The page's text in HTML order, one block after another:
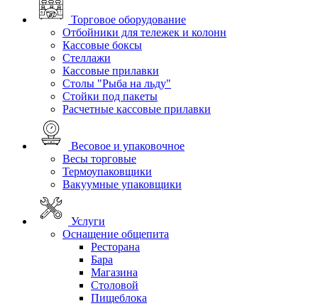
Торговое оборудование
Отбойники для тележек и колонн
Кассовые боксы
Стеллажи
Кассовые прилавки
Столы "Рыба на льду"
Стойки под пакеты
Расчетные кассовые прилавки
Весовое и упаковочное
Весы торговые
Термоупаковщики
Вакуумные упаковщики
Услуги
Оснащение общепита
Ресторана
Бара
Магазина
Столовой
Пищеблока